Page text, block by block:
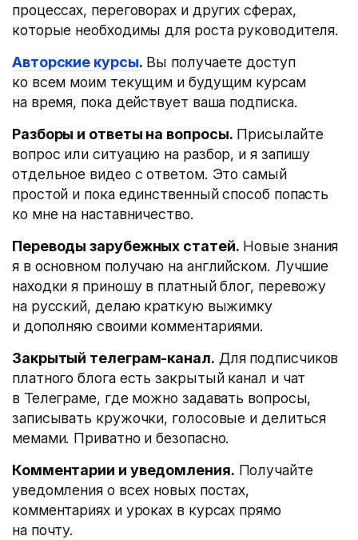
процессах, переговорах и других сферах,
которые необходимы для роста руководителя.
Авторские курсы. Вы получаете доступ
ко всем моим текущим и будущим курсам
на время, пока действует ваша подписка.
Разборы и ответы на вопросы. Присылайте
вопрос или ситуацию на разбор, и я запишу
отдельное видео с ответом. Это самый
простой и пока единственный способ попасть
ко мне на наставничество.
Переводы зарубежных статей. Новые знания
я в основном получаю на английском. Лучшие
находки я приношу в платный блог, перевожу
на русский, делаю краткую выжимку
и дополняю своими комментариями.
Закрытый телеграм-канал. Для подписчиков
платного блога есть закрытый канал и чат
в Телеграме, где можно задавать вопросы,
записывать кружочки, голосовые и делиться
мемами. Приватно и безопасно.
Комментарии и уведомления. Получайте
уведомления о всех новых постах,
комментариях и уроках в курсах прямо
на почту.